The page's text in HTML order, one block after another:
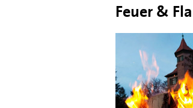
Feuer &